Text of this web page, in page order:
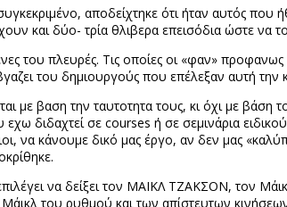
αποδείχτηκε ότι ήταν αυτός
και δύο- τρία θλιβερα επεισόδια ώστε
του πλευρές. Τις οποίες οι «φαν»
του δημιουργούς που επέλεξαν αυτή την
με βαση την ταυτοτητα τους, κι όχι με
διδαχτεί σε courses ή σε σεμινάρια
να κάνουμε δικό μας έργο, αν δεν μας
να δείξει τον ΜΑΙΚΛ ΤΖΑΚΣΟΝ, τον
του ρυθμού και των απίστευτων